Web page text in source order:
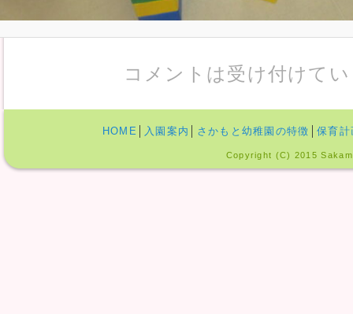
コメントは受け付けて
HOME 入園案内 さかもと幼稚園の特徴 保育計
Copyright (C) 2015